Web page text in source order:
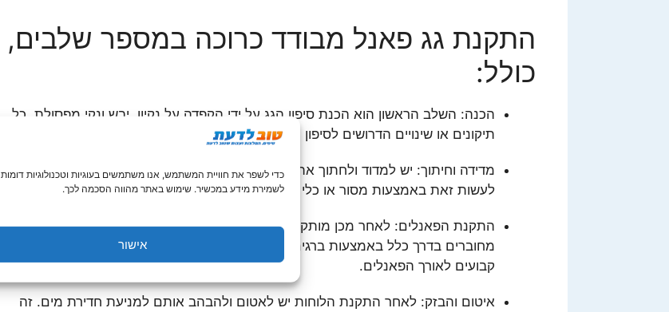
כדי לשפר את חוויית המשתמש, אנו משתמשים בעוגיות וטכנולוגיות דומות
לשמירת מידע במכשיר. שימוש באתר מהווה הסכמה לכך.
אישור
התקנת גג פאנל מבודד כרוכה במספר שלבים,
כולל:
הכנה: השלב הראשון הוא הכנת סיפון הגג על ידי הקפדה על נקיון, יבש ונקי מפסולת. כל
תיקונים או שינויים הדרושים לסיפון הגג צריכים להתבצע בשלב זה.
מדידה וחיתוך: יש למדוד ולחתוך את הלוחות המבודדים בהתאם למידות הגג. ניתן
לעשות זאת באמצעות מסור או כלי חיתוך אחר.
התקנת הפאנלים: לאחר מכן מותקנים את הפאנלים המבודדים על גבי דק הגג. הם
מחוברים בדרך כלל באמצעות ברגים או מחברים אחרים, אשר ממוקמים במרווחים
קבועים לאורך הפאנלים.
איטום והבזק: לאחר התקנת הלוחות יש לאטום ולהבהב אותם למניעת חדירת מים. זה